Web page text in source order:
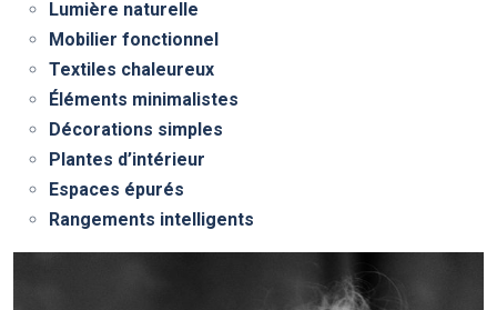
Lumière naturelle
Mobilier fonctionnel
Textiles chaleureux
Éléments minimalistes
Décorations simples
Plantes d’intérieur
Espaces épurés
Rangements intelligents